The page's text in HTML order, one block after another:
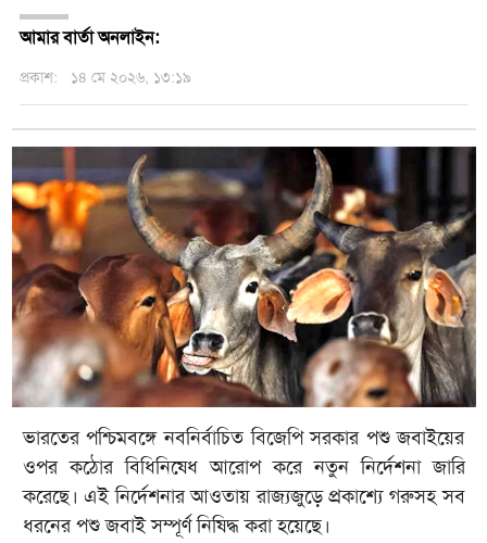
আমার বার্তা অনলাইন:
প্রকাশ: ১৪ মে ২০২৬, ১৩:১৯
ভারতের পশ্চিমবঙ্গে নবনির্বাচিত বিজেপি সরকার পশু জবাইয়ের
ওপর কঠোর বিধিনিষেধ আরোপ করে নতুন নির্দেশনা জারি
করেছে। এই নির্দেশনার আওতায় রাজ্যজুড়ে প্রকাশ্যে গরুসহ সব
ধরনের পশু জবাই সম্পূর্ণ নিষিদ্ধ করা হয়েছে।